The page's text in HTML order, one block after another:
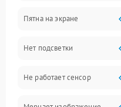
Проблемы с питанием,
Проблемы с работой
Пятна на экране
Нет подсветки
Не работает сенсор